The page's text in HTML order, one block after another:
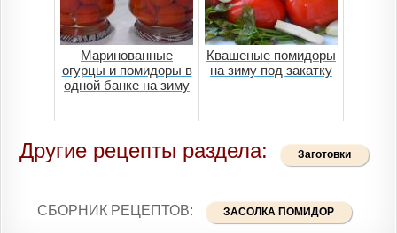
Маринованные
огурцы и помидоры в
одной банке на зиму
Квашеные помидоры
на зиму под закатку
Другие рецепты раздела: Заготовки
СБОРНИК РЕЦЕПТОВ: ЗАСОЛКА ПОМИДОР